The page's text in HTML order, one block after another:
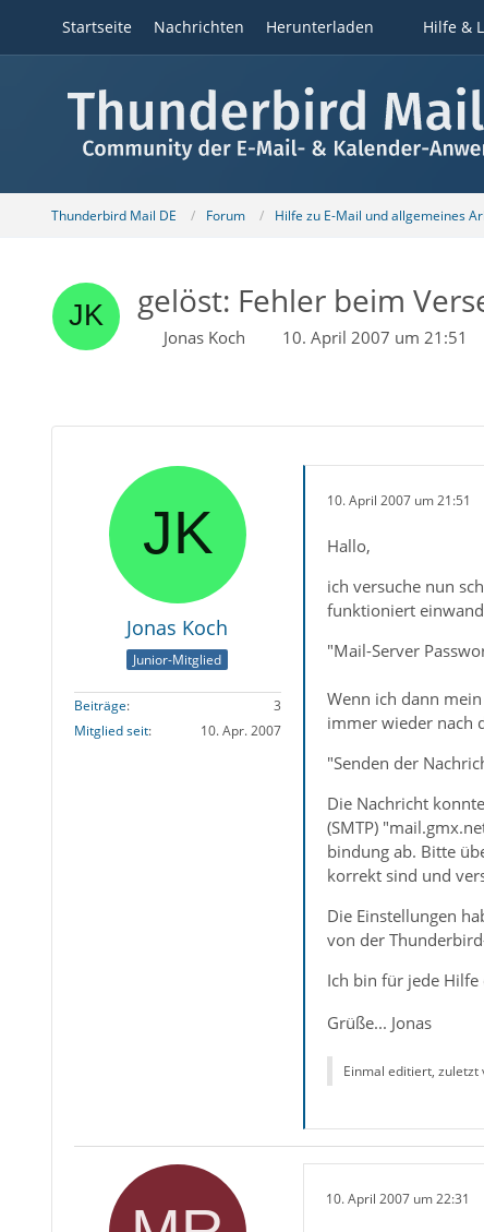
Startseite Nachrichten Herunterladen Hilfe &
Thunderbird Mail DE Forum Hilfe zu E-Mail und allgemeines
gelöst: Fehler beim
Jonas Koch 10. April 2007 um 21:51
Jonas Koch
Junior-Mitglied
Beiträge
3
Mitglied seit
10. Apr. 2007
10. April 2007 um 21:51
Hallo,
ich versuche nun
funktioniert
"Mail-Server
Wenn ich dann
immer wieder nach
"Senden der
Die Nachricht
(SMTP)
bindung ab. Bitte
korrekt sind und
Die Einstellungen
von der
Ich bin für jede
Grüße... Jonas
Einmal editiert, zuletzt
10. April 2007 um 22:31